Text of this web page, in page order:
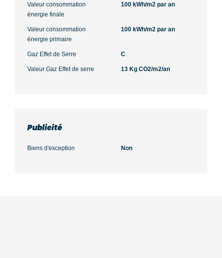
Valeur consommation
énergie finale
100 kWh/m2 par an
Valeur consommation
énergie primaire
100 kWh/m2 par an
Gaz Effet de Serre C
Valeur Gaz Effet de serre 13 Kg CO2/m2/an
Publicité
Biens d'exception Non